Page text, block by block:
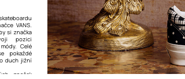
VANS.
si značka
pozici
Celé
pokaždé
duch jižní
značek